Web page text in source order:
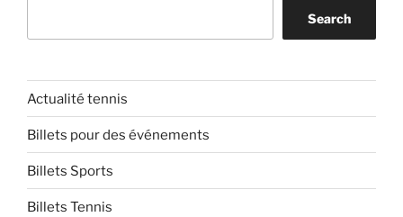
Search
Actualité tennis
Billets pour des événements
Billets Sports
Billets Tennis